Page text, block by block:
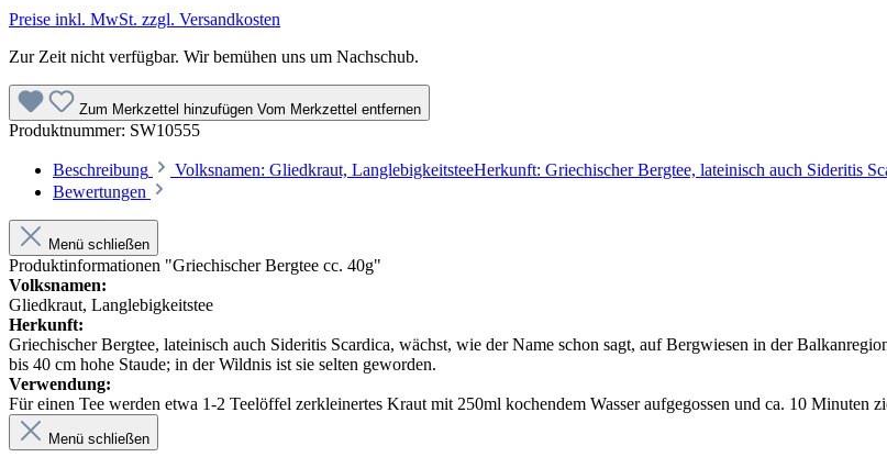
Preise inkl. MwSt. zzgl. Versandkosten
Zur Zeit nicht verfügbar. Wir bemühen uns um Nachschub.
Zum Merkzettel hinzufügen Vom Merkzettel entfernen
Produktnummer: SW10555
Beschreibung Volksnamen: Gliedkraut, LanglebigkeitsteeHerkunft: Griechischer Bergtee, lateinisch auch Sideritis
Bewertungen
Menü schließen
Produktinformationen "Griechischer Bergtee cc. 40g"
Volksnamen:
Gliedkraut, Langlebigkeitstee
Herkunft:
Griechischer Bergtee, lateinisch auch Sideritis Scardica, wächst, wie der Name schon sagt, auf Bergwiesen in der
bis 40 cm hohe Staude; in der Wildnis ist sie selten geworden.
Verwendung:
Für einen Tee werden etwa 1-2 Teelöffel zerkleinertes Kraut mit 250ml kochendem Wasser aufgegossen und ca. 10 Minuten
Menü schließen